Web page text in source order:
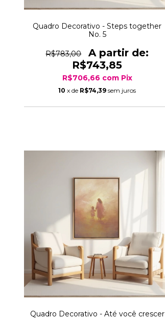
Quadro Decorativo - Steps together
No. 5
R$783,00
R$743,85
R$706,66 com Pix
10 x de R$74,39 sem juros
Quadro Decorativo - Até você crescer